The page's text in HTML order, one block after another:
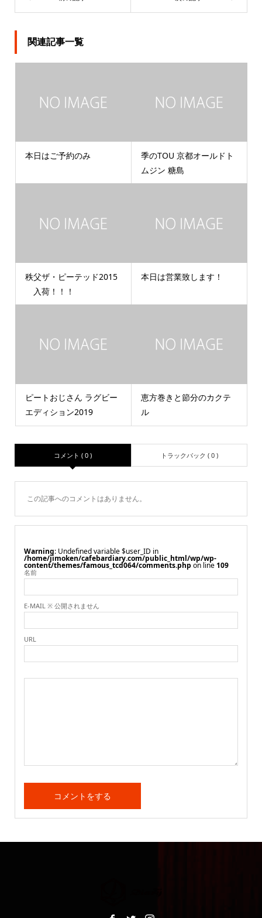
関連記事一覧
本日はご予約のみ
季のTOU 京都オールドト
ムジン 糖島
秩父ザ・ピーテッド2015
入荷！！！
本日は営業致します！
ピートおじさん ラグビー
エディション2019
恵方巻きと節分のカクテ
ル
コメント ( 0 ) トラックバック ( 0 )
この記事へのコメントはありません。
Warning : Undefined variable $user_ID in
/home/jimoken/cafebardiary.com/public_html/wp/wp-
content/themes/famous_tcd064/comments.php on line109
名前
E-MAIL ※ 公開されません
URL